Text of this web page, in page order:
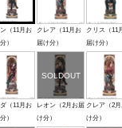
（11月お
）
クレア（11月お
届け分）
クリス（11
届け分）
（11月お
）
レオン（2月お届
け分）
クレア（2
け分）